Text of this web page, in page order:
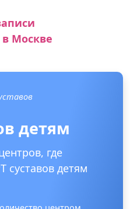
Москве
детям
где
суставов детям